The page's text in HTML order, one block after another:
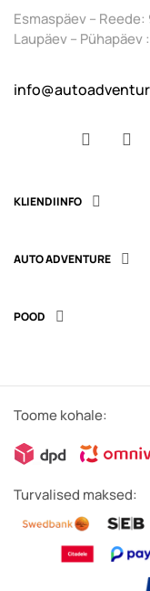
Esmaspäev –
Laupäev – Pühapäev
KLIENDIINFO 
AUTO ADVENTURE 
POOD 
Toome kohale:
Turvalised maksed: